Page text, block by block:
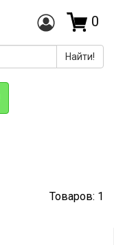
Найти!
0
Товаров: 1